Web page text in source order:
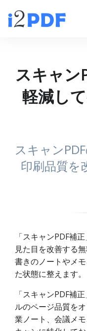
スキャン
軽減し
スキャン
印刷品質を
「スキャンPDF補
見た目を改善する
書きのノートやメ
た状態に整えます。
「スキャンPDF補
ルのページ品質を
業ノート、会議メ